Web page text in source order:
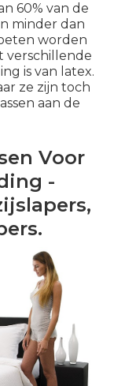
60% van de
minder dan
worden
verschillende
is van latex.
ze zijn toch
aan de
Voor
-